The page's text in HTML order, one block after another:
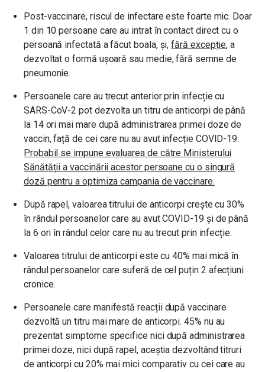
Post-vaccinare, riscul de infectare este foarte mic. Doar
1 din 10 persoane care au intrat în contact direct cu o
persoană infectată a făcut boala, și,fără excepție, a
dezvoltat o formă ușoară sau medie, fără semne de
pneumonie.
Persoanele care au trecut anterior prin infecție cu
SARS-CoV-2 pot dezvolta un titru de anticorpi de până
la 14 ori mai mare după administrarea primei doze de
vaccin, față de cei care nu au avut infecție COVID-19.
Probabil se impune evaluarea de către Ministerului
Sănătății a vaccinării acestor persoane cu o singură
doză pentru a optimiza campania de vaccinare.
După rapel, valoarea titrului de anticorpi crește cu 30%
în rândul persoanelor care au avut COVID-19 și de până
la 6 ori în rândul celor care nu au trecut prin infecție.
Valoarea titrului de anticorpi este cu 40% mai mică în
rândul persoanelor care suferă de cel puțin 2 afecțiuni
cronice.
Persoanele care manifestă reacții după vaccinare
dezvoltă un titru mai mare de anticorpi. 45% nu au
prezentat simptome specifice nici după administrarea
primei doze, nici după rapel, aceștia dezvoltând titruri
de anticorpi cu 20% mai mici comparativ cu cei care au